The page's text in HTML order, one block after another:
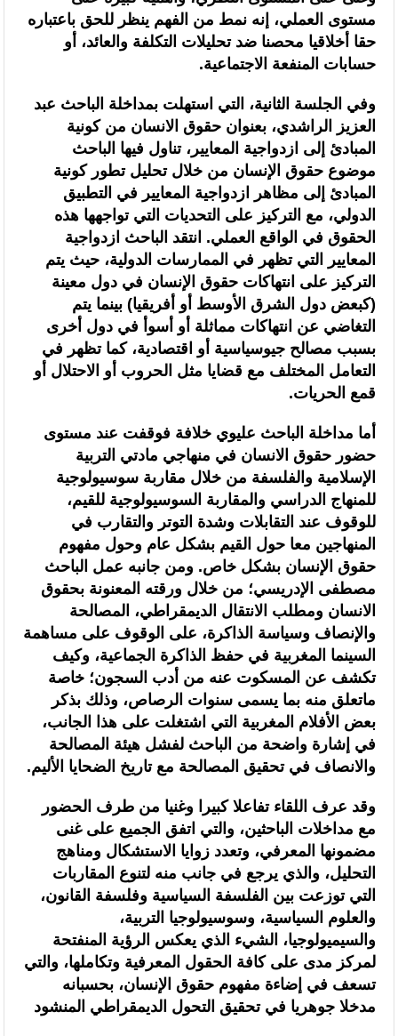
مستوى العملي، إنه نمط من الفهم ينظر للحق باعتباره
حقا أخلاقيا محصنا ضد تحليلات التكلفة والعائد، أو
حسابات المنفعة الاجتماعية.
وفي الجلسة الثانية، التي استهلت بمداخلة الباحث عبد
العزيز الراشدي، بعنوان حقوق الانسان من كونية
المبادئ إلى ازدواجية المعايير، تناول فيها الباحث
موضوع حقوق الإنسان من خلال تحليل تطور كونية
المبادئ إلى مظاهر ازدواجية المعايير في التطبيق
الدولي، مع التركيز على التحديات التي تواجهها هذه
الحقوق في الواقع العملي. انتقد الباحث ازدواجية
المعايير التي تظهر في الممارسات الدولية، حيث يتم
التركيز على انتهاكات حقوق الإنسان في دول معينة
(كبعض دول الشرق الأوسط أو أفريقيا) بينما يتم
التغاضي عن انتهاكات مماثلة أو أسوأ في دول أخرى
بسبب مصالح جيوسياسية أو اقتصادية، كما تظهر في
التعامل المختلف مع قضايا مثل الحروب أو الاحتلال أو
قمع الحريات.
أما مداخلة الباحث عليوي خلافة فوقفت عند مستوى
حضور حقوق الانسان في منهاجي مادتي التربية
الإسلامية والفلسفة من خلال مقاربة سوسيولوجية
للمنهاج الدراسي والمقاربة السوسيولوجية للقيم،
للوقوف عند التقابلات وشدة التوتر والتقارب في
المنهاجين معا حول القيم بشكل عام وحول مفهوم
حقوق الإنسان بشكل خاص. ومن جانبه عمل الباحث
مصطفى الإدريسي؛ من خلال ورقته المعنونة بحقوق
الانسان ومطلب الانتقال الديمقراطي، المصالحة
والإنصاف وسياسة الذاكرة، على الوقوف على مساهمة
السينما المغربية في حفظ الذاكرة الجماعية، وكيف
تكشف عن المسكوت عنه من أدب السجون؛ خاصة
ماتعلق منه بما يسمى سنوات الرصاص، وذلك بذكر
بعض الأفلام المغربية التي اشتغلت على هذا الجانب،
في إشارة واضحة من الباحث لفشل هيئة المصالحة
والانصاف في تحقيق المصالحة مع تاريخ الضحايا الأليم.
وقد عرف اللقاء تفاعلا كبيرا وغنيا من طرف الحضور
مع مداخلات الباحثين، والتي اتفق الجميع على غنى
مضمونها المعرفي، وتعدد زوايا الاستشكال ومناهج
التحليل، والذي يرجع في جانب منه لتنوع المقاربات
التي توزعت بين الفلسفة السياسية وفلسفة القانون،
والعلوم السياسية، وسوسيولوجيا التربية،
والسيميولوجيا، الشيء الذي يعكس الرؤية المنفتحة
لمركز مدى على كافة الحقول المعرفية وتكاملها، والتي
تسعف في إضاءة مفهوم حقوق الإنسان، بحسبانه
مدخلا جوهريا في تحقيق التحول الديمقراطي المنشود